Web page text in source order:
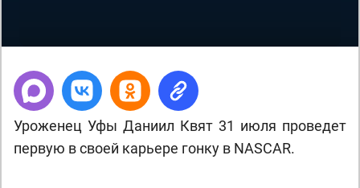
Уроженец Уфы Даниил Квят 31 июля проведет
первую в своей карьере гонку в NASCAR.